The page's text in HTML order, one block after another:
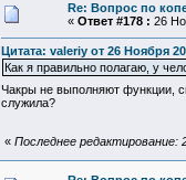
Re: Вопрос по
« Ответ #178 : 26
Цитата: valeriy от 26 Ноября
Как я правильно полагаю, у
Чакры не выполняют функции,
служила?
« Последнее редактирование: